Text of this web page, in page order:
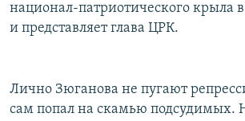
национал-патриотического крыла
и представляет глава ЦРК.
Лично Зюганова не пугают
сам попал на скамью подсудимых.